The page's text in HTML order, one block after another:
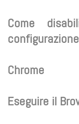
Come
Chrome
Eseguire il